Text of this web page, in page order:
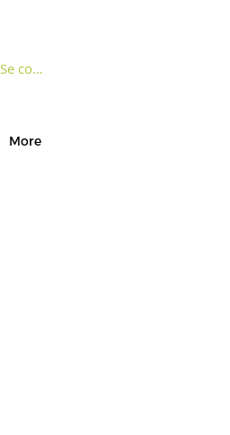
Se connecter
More